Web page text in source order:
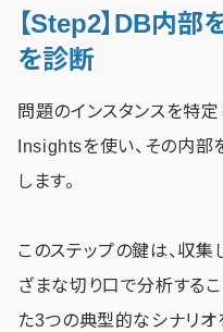
【Step2】DB内部
を診断
問題のインスタンスを特
Insightsを使い、その内部
します。
このステップの鍵は、収集
ざまな切り口で分析する
た3つの典型的なシナリ